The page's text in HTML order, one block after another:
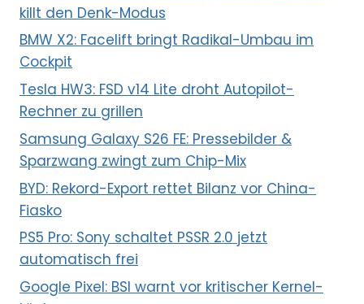
killt den Denk-Modus
BMW X2: Facelift bringt Radikal-Umbau im
Cockpit
Tesla HW3: FSD v14 Lite droht Autopilot-
Rechner zu grillen
Samsung Galaxy S26 FE: Pressebilder &
Sparzwang zwingt zum Chip-Mix
BYD: Rekord-Export rettet Bilanz vor China-
Fiasko
PS5 Pro: Sony schaltet PSSR 2.0 jetzt
automatisch frei
Google Pixel: BSI warnt vor kritischer Kernel-